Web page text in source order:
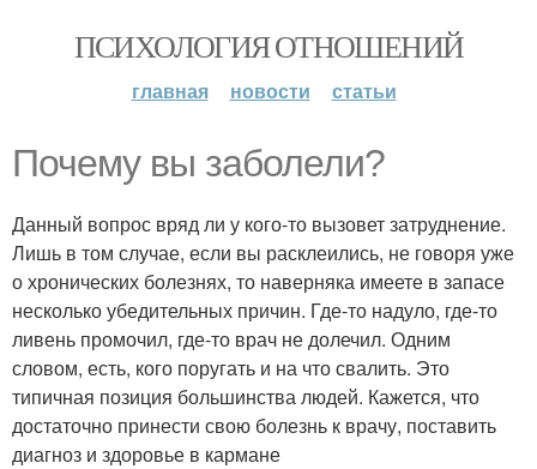
ПСИХОЛОГИЯ ОТНОШЕНИЙ
главная новости статьи
Почему вы заболели?
Данный вопрос вряд ли у кого-то вызовет затруднение.
Лишь в том случае, если вы расклеились, не говоря уже
о хронических болезнях, то наверняка имеете в запасе
несколько убедительных причин. Где-то надуло, где-то
ливень промочил, где-то врач не долечил. Одним
словом, есть, кого поругать и на что свалить. Это
типичная позиция большинства людей. Кажется, что
достаточно принести свою болезнь к врачу, поставить
диагноз и здоровье в кармане